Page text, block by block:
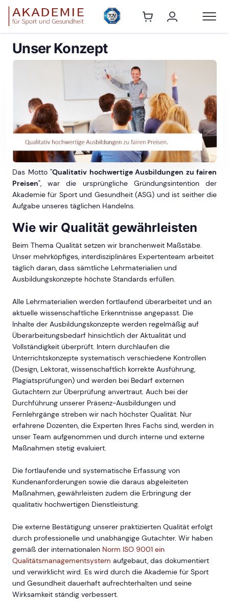
Unser Konzept
Das Motto "Qualitativ hochwertige Ausbildungen zu fairen
Preisen", war die ursprüngliche Gründungsintention der
Akademie für Sport und Gesundheit (ASG) und ist seither die
Aufgabe unseres täglichen Handelns.
Wie wir Qualität gewährleisten
Beim Thema Qualität setzen wir branchenweit Maßstäbe.
Unser mehrköpfiges, interdisziplinäres Expertenteam arbeitet
täglich daran, dass sämtliche Lehrmaterialien und
Ausbildungskonzepte höchste Standards erfüllen.
Alle Lehrmaterialien werden fortlaufend überarbeitet und an
aktuelle wissenschaftliche Erkenntnisse angepasst. Die
Inhalte der Ausbildungskonzepte werden regelmäßig auf
Überarbeitungsbedarf hinsichtlich der Aktualität und
Vollständigkeit überprüft. Intern durchlaufen die
Unterrichtskonzepte systematisch verschiedene Kontrollen
(Design, Lektorat, wissenschaftlich korrekte Ausführung,
Plagiatsprüfungen) und werden bei Bedarf externen
Gutachtern zur Überprüfung anvertraut. Auch bei der
Durchführung unserer Präsenz-Ausbildungen und
Fernlehrgänge streben wir nach höchster Qualität. Nur
erfahrene Dozenten, die Experten Ihres Fachs sind, werden in
unser Team aufgenommen und durch interne und externe
Maßnahmen stetig evaluiert.
Die fortlaufende und systematische Erfassung von
Kundenanforderungen sowie die daraus abgeleiteten
Maßnahmen, gewährleisten zudem die Erbringung der
qualitativ hochwertigen Dienstleistung.
Die externe Bestätigung unserer praktizierten Qualität erfolgt
durch professionelle und unabhängige Gutachter. Wir haben
gemäß der internationalen Norm ISO 9001 ein
Qualitätsmanagementsystem aufgebaut, das dokumentiert
und verwirklicht wird. Es wird durch die Akademie für Sport
und Gesundheit dauerhaft aufrechterhalten und seine
Wirksamkeit ständig verbessert.